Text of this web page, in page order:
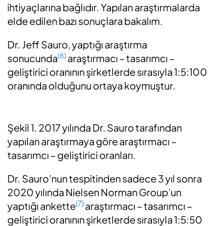
ihtiyaçlarına bağlıdır. Yapılan araştırmalarda
elde edilen bazı sonuçlara bakalım.
Dr. Jeff Sauro, yaptığı araştırma
sonucunda(6) araştırmacı – tasarımcı –
geliştirici oranının şirketlerde sırasıyla 1:5:100
oranında olduğunu ortaya koymuştur.
Şekil 1. 2017 yılında Dr. Sauro tarafından
yapılan araştırmaya göre araştırmacı –
tasarımcı – geliştirici oranları.
Dr. Sauro’nun tespitinden sadece 3 yıl sonra
2020 yılında Nielsen Norman Group’un
yaptığı ankette(7) araştırmacı – tasarımcı –
geliştirici oranının şirketlerde sırasıyla 1:5:50